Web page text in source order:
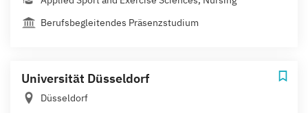
Berufsbegleitendes Präsenzstudium
Universität Düsseldorf
Düsseldorf